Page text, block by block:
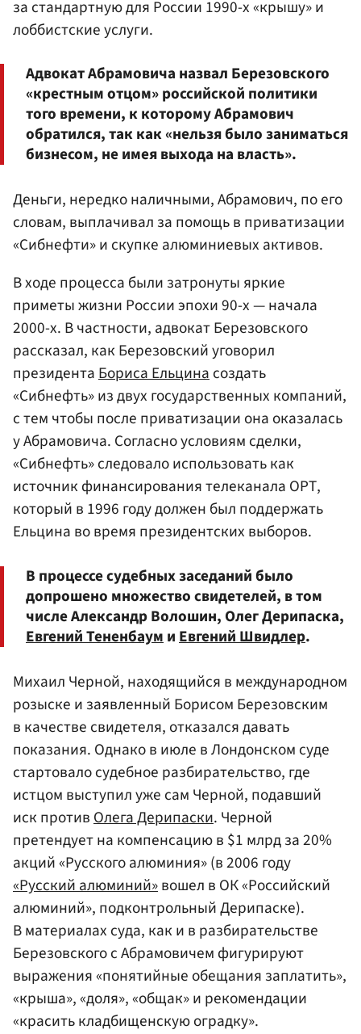
за стандартную для России 1990-х «крышу» и
лоббистские услуги.
Адвокат Абрамовича назвал Березовского
«крестным отцом» российской политики
того времени, к которому Абрамович
обратился, так как «нельзя было заниматься
бизнесом, не имея выхода на власть».
Деньги, нередко наличными, Абрамович, по его
словам, выплачивал за помощь в приватизации
«Сибнефти» и скупке алюминиевых активов.
В ходе процесса были затронуты яркие
приметы жизни России эпохи 90-х — начала
2000-х. В частности, адвокат Березовского
рассказал, как Березовский уговорил
президентаБориса Ельцинасоздать
«Сибнефть» из двух государственных компаний,
с тем чтобы после приватизации она оказалась
у Абрамовича. Согласно условиям сделки,
«Сибнефть» следовало использовать как
источник финансирования телеканала ОРТ,
который в 1996 году должен был поддержать
Ельцина во время президентских выборов.
В процессе судебных заседаний было
допрошено множество свидетелей, в том
числе Александр Волошин, Олег Дерипаска,
Евгений ТененбаумиЕвгений Швидлер.
Михаил Черной, находящийся в международном
розыске и заявленный Борисом Березовским
в качестве свидетеля, отказался давать
показания. Однако в июле в Лондонском суде
стартовало судебное разбирательство, где
истцом выступил уже сам Черной, подавший
иск противОлега Дерипаски. Черной
претендует на компенсацию в $1 млрд за 20%
акций «Русского алюминия» (в 2006 году
«Русский алюминий»вошел в ОК «Российский
алюминий», подконтрольный Дерипаске).
В материалах суда, как и в разбирательстве
Березовского с Абрамовичем фигурируют
выражения «понятийные обещания заплатить»,
«крыша», «доля», «общак» и рекомендации
«красить кладбищенскую оградку».